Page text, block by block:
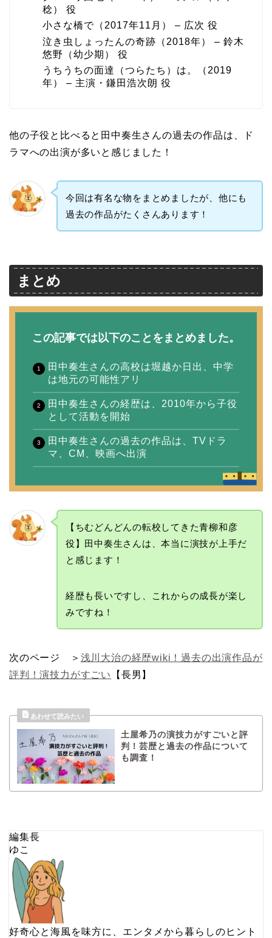
稔） 役
小さな橋で（2017年11月） – 広次 役
泣き虫しょったんの奇跡（2018年） – 鈴木
悠野（幼少期） 役
うちうちの面達（つらたち）は。（2019
年） – 主演・鎌田浩次朗 役
他の子役と比べると田中奏生さんの過去の作品は 、ド
ラマへの出演が多いと感じました！
今回は有名な物をまとめましたが、他にも
過去の作品がたくさんあります！
まとめ
この記事では以下のことをまとめました。
田中奏生さんの高校は堀越か日出、中学
は地元の可能性アリ
田中奏生さんの経歴は、2010年から子役
として活動を開始
田中奏生さんの過去の作品は、TVドラ
マ、CM、映画へ出演
【ちむどんどんの転校してきた青柳和彦
役】田中奏生さんは、本当に演技が上手だ
と感じます！
経歴も長いですし、これからの成長が楽し
みですね！
次のページ ＞ 浅川大治の経歴wiki！過去の出演作品が
評判！演技力がすごい
【長男】
土屋希乃の演技力がすごいと評
判！芸歴と過去の作品について
も調査！
編集長
ゆこ
好奇心と海風を味方に、エンタメから暮らしのヒント